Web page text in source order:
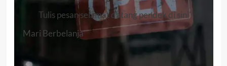
Tulis pesan selamat datang pendek di sini
Mari Berbelanja